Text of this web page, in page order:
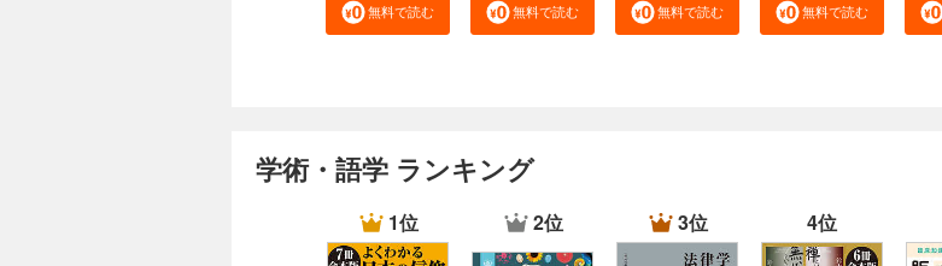
無料で読む 無料で読む 無料で読む 無料で読む
学術・語学 ランキング
1位 2位 3位 4位